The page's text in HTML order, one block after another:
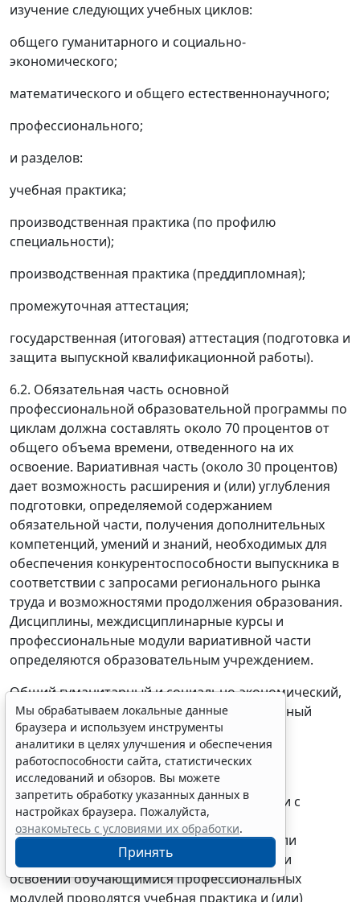
изучение следующих учебных циклов:
общего гуманитарного и социально-
экономического;
математического и общего естественнонаучного;
профессионального;
и разделов:
учебная практика;
производственная практика (по профилю
специальности);
производственная практика (преддипломная);
промежуточная аттестация;
государственная (итоговая) аттестация (подготовка и
защита выпускной квалификационной работы).
6.2. Обязательная часть основной
профессиональной образовательной программы по
циклам должна составлять около 70 процентов от
общего объема времени, отведенного на их
освоение. Вариативная часть (около 30 процентов)
дает возможность расширения и (или) углубления
подготовки, определяемой содержанием
обязательной части, получения дополнительных
компетенций, умений и знаний, необходимых для
обеспечения конкурентоспособности выпускника в
соответствии с запросами регионального рынка
труда и возможностями продолжения образования.
Дисциплины, междисциплинарные курсы и
профессиональные модули вариативной части
определяются образовательным учреждением.
Общий гуманитарный и социально-экономический,
математический и общий естественнонаучный
циклы состоят из дисциплин.
Профессиональный цикл состоит из
общепрофессиональных дисциплин и
профессиональных модулей в соответствии с
основными видами деятельности. В состав
профессионального модуля входит один или
несколько междисциплинарных курсов. При
освоении обучающимися профессиональных
модулей проводятся учебная практика и (или)
Мы обрабатываем локальные данные
браузера и используем инструменты
аналитики в целях улучшения и обеспечения
работоспособности сайта, статистических
исследований и обзоров. Вы можете
запретить обработку указанных данных в
настройках браузера. Пожалуйста,
ознакомьтесь с условиями их обработки.
Принять